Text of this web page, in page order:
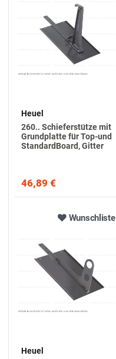
Heuel
260.. Schieferstütze mit
Grundplatte für Top-und
StandardBoard, Gitter
46,89 €
Wunschliste
Heuel